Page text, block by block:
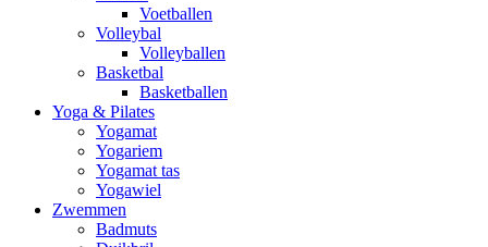
Voetballen
Volleybal
Volleyballen
Basketbal
Basketballen
Yoga & Pilates
Yogamat
Yogariem
Yogamat tas
Yogawiel
Zwemmen
Badmuts